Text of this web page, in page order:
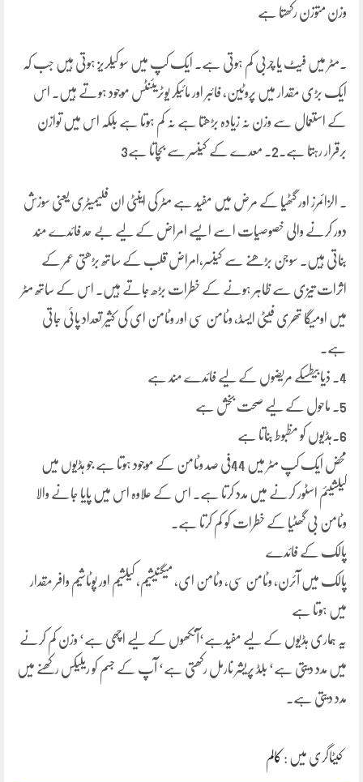
وزن متوزن رکھتا ہے
۔مٹر میں فیٹ یا چربی کم ہوتی ہے۔ ایک کپ میں سو کیلریز ہوتی ہیں جب کہ
ایک بڑی مقدار میں پروٹین، فائبر اور مائیکر یوٹریئنٹس موجود ہوتے ہیں۔ اس
کے استعمال سے وزن نہ زیادہ بڑھتا ہے نہ کم ہوتا ہے بلکہ اس میں توازن
برقرار رہتا ہے۔2۔ معدے کے کینسر سے بچاتا ہے3
۔ الزائمرز اور گٹھیا کے مرض میں مفید ہے مٹر کی اینٹی ان فلیمیٹری یعنی سوزش
دور کرنے والی خصوصیات اسے ایسے امراض کے لیے بے حد فائدے مند
بناتی ہیں۔ سوجن بڑھنے سے کینسر،امراض قلب کے ساتھ بڑھتی عمر کے
اثرات تیزی سے ظاہر ہونے کے خطرات بڑھ جاتے ہیں۔ اس کے ساتھ مٹر
میں اومیگا تھری فیٹی ایسڈ، وٹامن سی اور وٹامن ای کی کثیر تعداد پائی جاتی
ہے۔
4۔ ذیابیطسکے مریضوں کے لیے فائدے مند ہے
5۔ ماحول کے لیے صحت بخش ہے
6۔ہڈیوں کو مظبوط بناتا ہے
محض ایک کپ مٹر میں 44فی صد وٹامن کے موجود ہوتا ہے جو ہڈیوں میں
کیلشیئم اسٹور کرنے میں مدد کرتا ہے۔ اس کے علاوہ اس میں پایا جانے والا
وٹامن بی گھٹیا کے خطرات کو کم کرتا ہے۔
پالک کے فائدے
پالک میں آئرن، وٹامن سی، وٹامن ای، میگنیشیم، کیلشیم اور پوٹاشیم وافر مقدار
میں ہوتا ہے
یہ ہماری ہڈیوں کے لیے مفیدہے‘آنکھوں کے لیے اچھی ہے‘ وزن کم کرنے
میں مدد دیتی ہے‘ بلڈ پریشر نارمل رکھتی ہے‘ آپ کے جسم کو ریلیکس رکھنے میں
مدد دیتی ہے۔
کیٹاگری میں : کالم